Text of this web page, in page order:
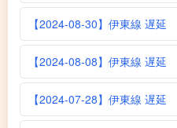
【2024-08-30】伊東線 遅延
【2024-08-08】伊東線 遅延
【2024-07-28】伊東線 遅延